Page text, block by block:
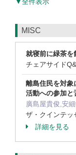
MISC
就寝前に緑茶を
チェアサイド
離島住民を対象
活動への参加と
廣島屋貴俊,安
ザ・クインテ
詳細を見る